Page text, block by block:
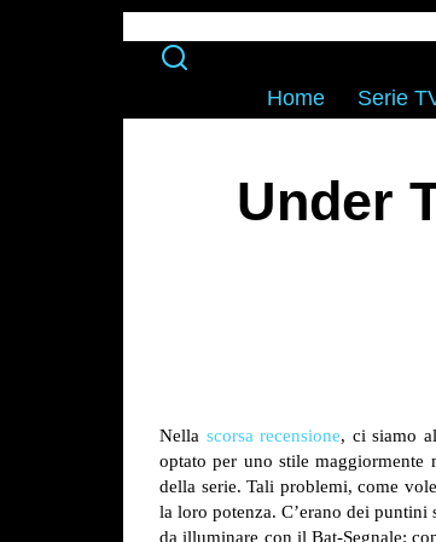
Home Serie
Under
Nella scorsa recensione, ci siamo
optato per uno stile maggiormente
della serie. Tali problemi, come
la loro potenza. C’erano dei
da illuminare con il Bat-Segnale: